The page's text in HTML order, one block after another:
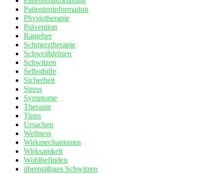
Patienteninformation
Physiotherapie
Prävention
Ratgeber
Schmerztherapie
Schweißdrüsen
Schwitzen
Selbsthilfe
Sicherheit
Stress
Symptome
Therapie
Tipps
Ursachen
Wellness
Wirkmechanismus
Wirksamkeit
Wohlbefinden
übermäßiges Schwitzen